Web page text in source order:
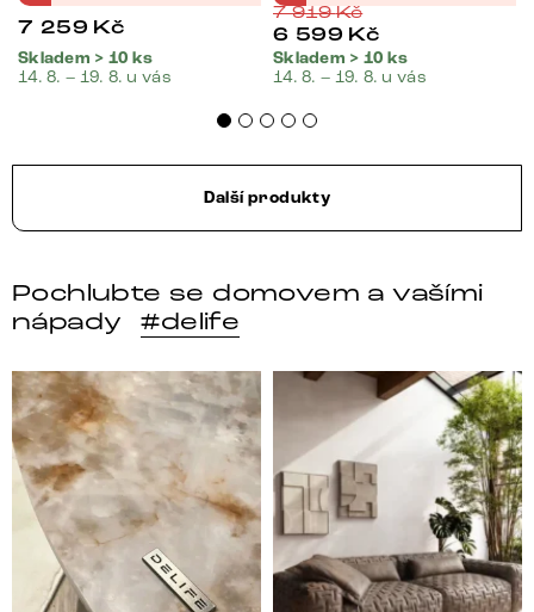
7 259 Kč
Skladem > 10 ks
14. 8. – 19. 8. u vás
7 919Kč
6 599 Kč
Skladem > 10 ks
14. 8. – 19. 8. u vás
Další produkty
Pochlubte se domovem a vašími
nápady
#delife
DELIFE – Nábytek, který promění dům v domov. Domo
Místo, kam se budeš těšit